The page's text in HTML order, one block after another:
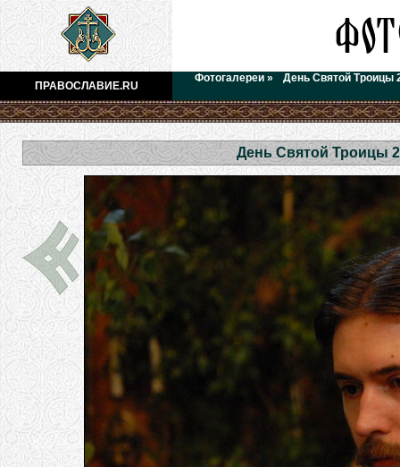
ПРАВОСЛАВИЕ.RU
Фотогалереи » День Святой Троицы
День Святой Троицы